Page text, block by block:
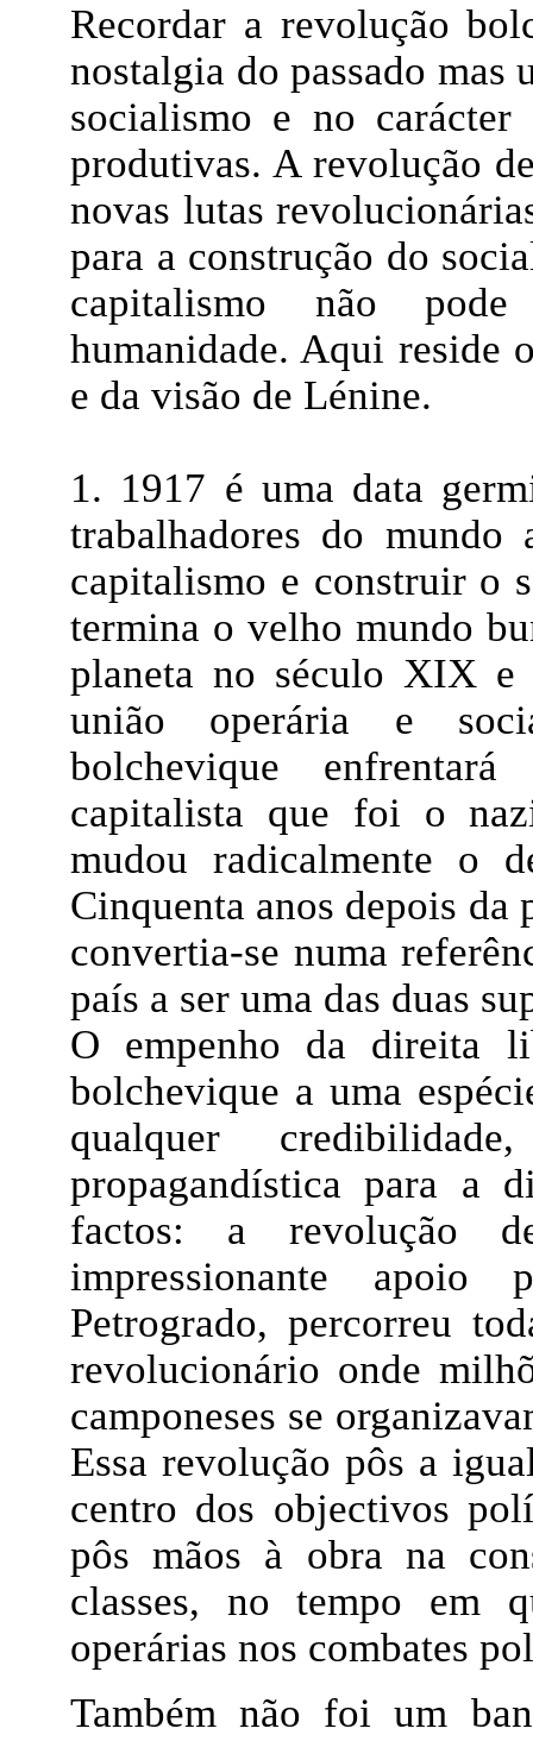
Recordar a revolução
nostalgia do passado mas
socialismo e no
produtivas. A revolução
novas lutas
para a construção do
capitalismo não
humanidade. Aqui reside
e da visão de Lénine.
1. 1917 é uma data
trabalhadores do
capitalismo e construir o
termina o velho mundo
planeta no século XIX e
união operária e
bolchevique
capitalista que foi o
mudou radicalmente o
Cinquenta anos depois da
convertia-se numa
país a ser uma das duas
O empenho da direita
bolchevique a uma
qualquer
propagandística para a
factos: a revolução
impressionante apoio
Petrogrado, percorreu
revolucionário onde
camponeses se
Essa revolução pôs a
centro dos objectivos
pôs mãos à obra na
classes, no tempo em
operárias nos combates
Também não foi um